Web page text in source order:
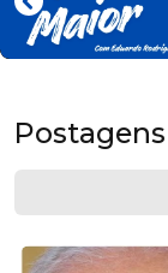
Postagens